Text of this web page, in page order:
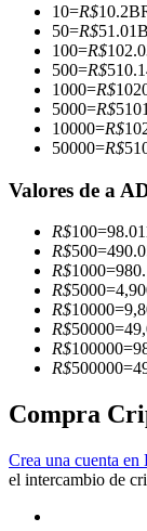
Conviértete
Disfruta del
Información
Análisis de
10=R$10.2
50=R$51.01
100=R$
500=R$
1000=R$
5000=R$
10000=R$
50000=R$
Valores de a
R$100=
R$500=
R$1000=
R$5000=
R$10000=
R$50000=
R$100000=
R$500000=
Compra
Crea una cuenta en
el intercambio de